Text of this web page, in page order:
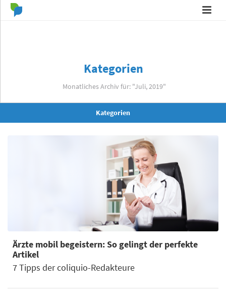
Kategorien
Monatliches Archiv für: "Juli, 2019"
Kategorien
Ärzte mobil begeistern: So gelingt der perfekte
Artikel
7 Tipps der coliquio-Redakteure